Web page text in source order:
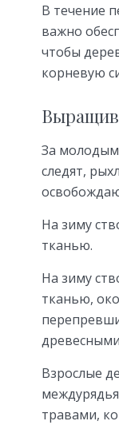
В течение
важно
чтобы
корневую
За
следят,
На зиму
тканью.
На зиму
тканью,
Взрослые
травами,